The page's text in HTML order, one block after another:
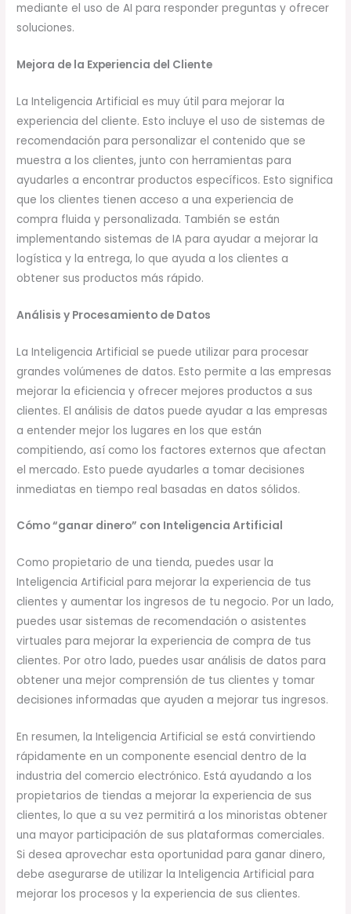
mediante el uso de AI para responder preguntas y ofrecer
soluciones.
Mejora de la Experiencia del Cliente
La Inteligencia Artificial es muy útil para mejorar la
experiencia del cliente. Esto incluye el uso de sistemas de
recomendación para personalizar el contenido que se
muestra a los clientes, junto con herramientas para
ayudarles a encontrar productos específicos. Esto significa
que los clientes tienen acceso a una experiencia de
compra fluida y personalizada. También se están
implementando sistemas de IA para ayudar a mejorar la
logística y la entrega, lo que ayuda a los clientes a
obtener sus productos más rápido.
Análisis y Procesamiento de Datos
La Inteligencia Artificial se puede utilizar para procesar
grandes volúmenes de datos. Esto permite a las empresas
mejorar la eficiencia y ofrecer mejores productos a sus
clientes. El análisis de datos puede ayudar a las empresas
a entender mejor los lugares en los que están
compitiendo, así como los factores externos que afectan
el mercado. Esto puede ayudarles a tomar decisiones
inmediatas en tiempo real basadas en datos sólidos.
Cómo “ganar dinero” con Inteligencia Artificial
Como propietario de una tienda, puedes usar la
Inteligencia Artificial para mejorar la experiencia de tus
clientes y aumentar los ingresos de tu negocio. Por un lado,
puedes usar sistemas de recomendación o asistentes
virtuales para mejorar la experiencia de compra de tus
clientes. Por otro lado, puedes usar análisis de datos para
obtener una mejor comprensión de tus clientes y tomar
decisiones informadas que ayuden a mejorar tus ingresos.
En resumen, la Inteligencia Artificial se está convirtiendo
rápidamente en un componente esencial dentro de la
industria del comercio electrónico. Está ayudando a los
propietarios de tiendas a mejorar la experiencia de sus
clientes, lo que a su vez permitirá a los minoristas obtener
una mayor participación de sus plataformas comerciales.
Si desea aprovechar esta oportunidad para ganar dinero,
debe asegurarse de utilizar la Inteligencia Artificial para
mejorar los procesos y la experiencia de sus clientes.